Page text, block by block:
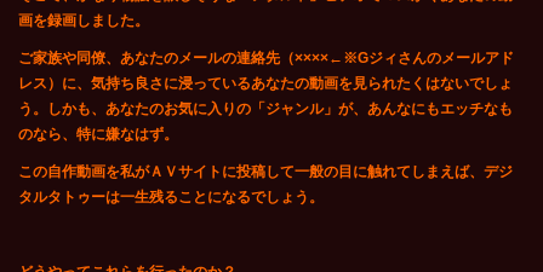
画を録画しました。
ご家族や同僚、あなたのメールの連絡先（××××←※Gジィさんのメールアド
レス ）に、気持ち良さに浸っているあなたの動画を見られたくはないでしょ
う。しかも、あなたのお気に入りの「ジャンル」が、あんなにもエッチなも
のなら、特に嫌なはず。
この自作動画を私がＡＶサイトに投稿して一般の目に触れてしまえば、デジ
タルタトゥーは一生残ることになるでしょう。